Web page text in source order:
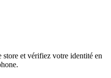
et vérifiez votre identité en